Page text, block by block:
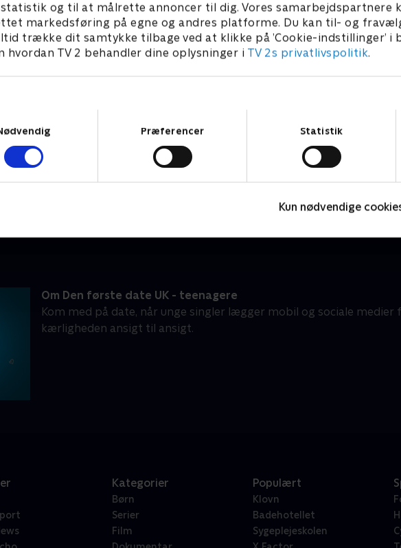
statistik og til at målrette annoncer til dig. Vores samarbejdspartnere
markedsføring på egne og andres platforme. Du kan til- og
trække dit samtykke tilbage ved at klikke på ’Cookie-indstillinger’ i
hvordan TV 2 behandler dine oplysninger i TV 2s privatlivspolitik.
Præferencer Statistik
Kun nødvendige
Om Den første date UK - teenagere
Kom med på date, når unge singler lægger mobil og sociale medier
kærligheden ansigt til ansigt.
Kategorier
Børn
Serier
Film
Populært
Klovn
Badehotellet
Sygeplejeskolen